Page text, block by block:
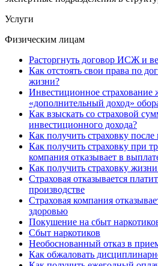
Услуги
Физическим лицам
Расторгнуть договор ИСЖ и
Как отстоять свои права по
жизни?
Инвестиционное страхование
«дополнительный доход»
Как взыскать со страховой
инвестиционного дохода?
Как получить страховку после
Как получить страховку при
компания отказывает в
Как получить страховку
Страховая отказывается
производстве
Страховая компания
здоровью
Покушение на сбыт
Сбыт наркотиков
Необоснованный отказ в
Как обжаловать